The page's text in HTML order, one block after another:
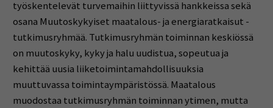
työskentelevät turvemaihin liittyvissä hankkeissa sekä
osana Muutoskykyiset maatalous- ja energiaratkaisut -
tutkimusryhmää. Tutkimusryhmän toiminnan keskiössä
on muutoskyky, kyky ja halu uudistua, sopeutua ja
kehittää uusia liiketoimintamahdollisuuksia
muuttuvassa toimintaympäristössä. Maatalous
muodostaa tutkimusryhmän toiminnan ytimen, mutta